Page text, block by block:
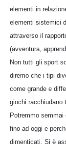
elementi in
elementi sistemici
attraverso il
(avventura,
Non tutti gli sport
diremo che i tipi
come grande e
giochi racchiudano
Potremmo
fino ad oggi e
dimenticati. Si è